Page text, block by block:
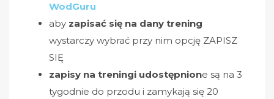
WodGuru
aby zapisać się na dany trening
wystarczy wybrać przy nim opcję ZAPISZ
SIĘ
zapisy na treningi udostępnione są na 3
tygodnie do przodu i zamykają się 20